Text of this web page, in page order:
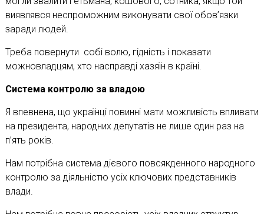
виявлявся неспроможним виконувати свої обов’язки
заради людей.
Треба повернути собі волю, гідність і показати
можновладцям, хто насправді хазяїн в країні.
Система контролю за владою
Я впевнена, що українці повинні мати можливість впливати
на президента, народних депутатів не лише один раз на
п’ять років.
Нам потрібна система дієвого повсякденного народного
контролю за діяльністю усіх ключових представників
влади.